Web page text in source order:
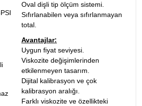
Oval dişli tip ölçüm sistemi.
Sıfırlanabilen veya sıfırlanmayan
total.
Avantajlar:
Uygun fiyat seviyesi.
Viskozite değişimlerinden
etkilenmeyen tasarım.
Dijital kalibrasyon ve çok
kalibrasyon aralığı.
Farklı viskozite ve özellikteki